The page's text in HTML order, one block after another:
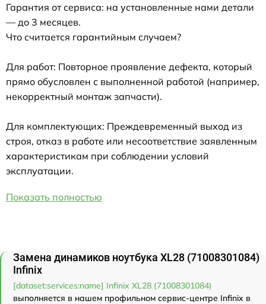
Гарантия от сервиса: на установленные нами детали
— до 3 месяцев.
Что считается гарантийным случаем?
Для работ: Повторное проявление дефекта, который
прямо обусловлен с выполненной работой (например,
некорректный монтаж запчасти).
Для комплектующих: Преждевременный выход из
строя, отказ в работе или несоответствие заявленным
характеристикам при соблюдении условий
эксплуатации.
Показать полностью
Замена динамиков ноутбука XL28 (71008301084)
Infinix
[dataset:services:name] Infinix XL28 (71008301084)
выполняется в нашем профильном сервис-центре Infinix в